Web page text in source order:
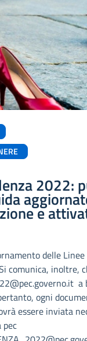
2022:
e
delle
comunica, inoltre,
a
ogni
essere inviata
pec